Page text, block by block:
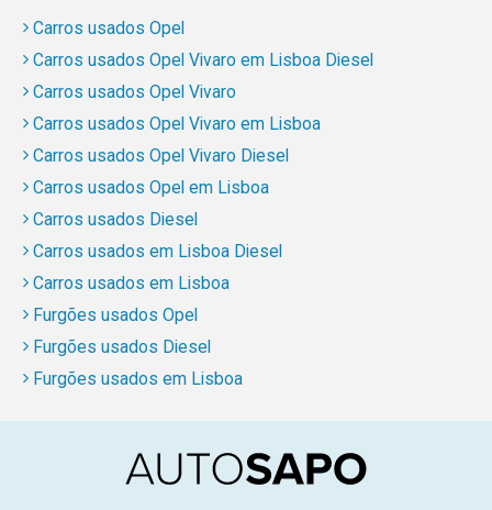
Carros usados Opel
Carros usados Opel Vivaro em Lisboa Diesel
Carros usados Opel Vivaro
Carros usados Opel Vivaro em Lisboa
Carros usados Opel Vivaro Diesel
Carros usados Opel em Lisboa
Carros usados Diesel
Carros usados em Lisboa Diesel
Carros usados em Lisboa
Furgões usados Opel
Furgões usados Diesel
Furgões usados em Lisboa